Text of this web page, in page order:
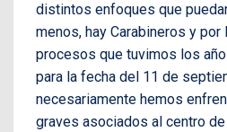
distintos enfoques que
menos, hay Carabineros y
procesos que tuvimos los
para la fecha del 11 de
necesariamente hemos
graves asociados al centro de